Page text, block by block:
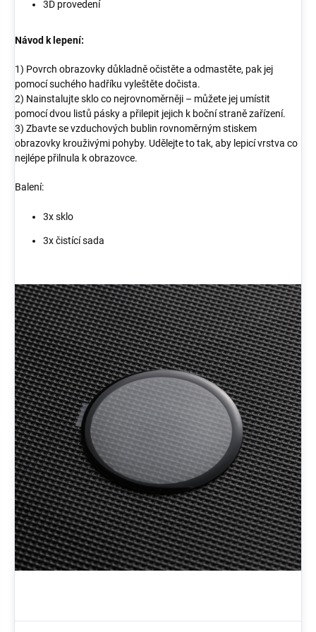
3D provedení
Návod k lepení:
1) Povrch obrazovky důkladně očistěte a odmastěte, pak jej
pomocí suchého hadříku vyleštěte dočista.
2) Nainstalujte sklo co nejrovnoměrněji – můžete jej umístit
pomocí dvou listů pásky a přilepit jejich k boční straně zařízení.
3) Zbavte se vzduchových bublin rovnoměrným stiskem
obrazovky krouživými pohyby. Udělejte to tak, aby lepicí vrstva co
nejlépe přilnula k obrazovce.
Balení:
3x sklo
3x čistící sada